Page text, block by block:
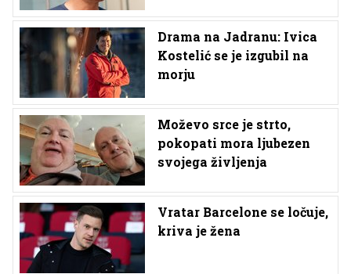
Drama na Jadranu: Ivica
Kostelić se je izgubil na
morju
Moževo srce je strto,
pokopati mora ljubezen
svojega življenja
Vratar Barcelone se ločuje,
kriva je žena